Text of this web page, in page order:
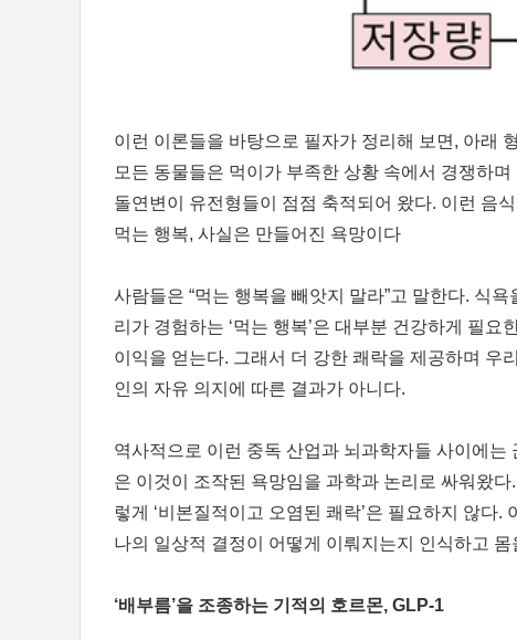
이런 이론들을 바탕으로 필자가 정리해 보면, 아래
모든 동물들은 먹이가 부족한 상황 속에서 경쟁하
돌연변이 유전형들이 점점 축적되어 왔다. 이런 음
먹는 행복, 사실은 만들어진 욕망이다
사람들은 “먹는 행복을 빼앗지 말라”고 말한다. 식
리가 경험하는 ‘먹는 행복’은 대부분 건강하게 필
이익을 얻는다. 그래서 더 강한 쾌락을 제공하며 우
인의 자유 의지에 따른 결과가 아니다.
역사적으로 이런 중독 산업과 뇌과학자들 사이에는
은 이것이 조작된 욕망임을 과학과 논리로 싸워왔
렇게 ‘비본질적이고 오염된 쾌락’은 필요하지 않
나의 일상적 결정이 어떻게 이뤄지는지 인식하고
‘배부름’을 조종하는 기적의 호르몬, GLP-1